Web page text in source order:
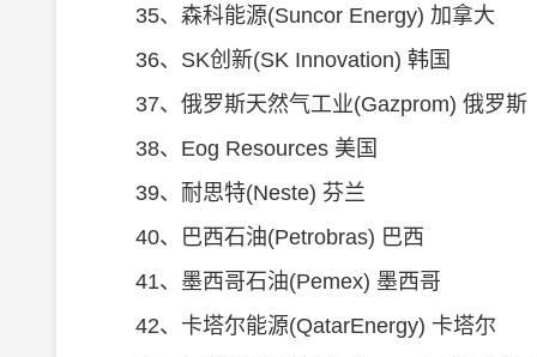
35、森科能源(Suncor Energy) 加拿大
36、SK创新(SK Innovation) 韩国
37、俄罗斯天然气工业(Gazprom) 俄罗斯
38、Eog Resources 美国
39、耐思特(Neste) 芬兰
40、巴西石油(Petrobras) 巴西
41、墨西哥石油(Pemex) 墨西哥
42、卡塔尔能源(QatarEnergy) 卡塔尔